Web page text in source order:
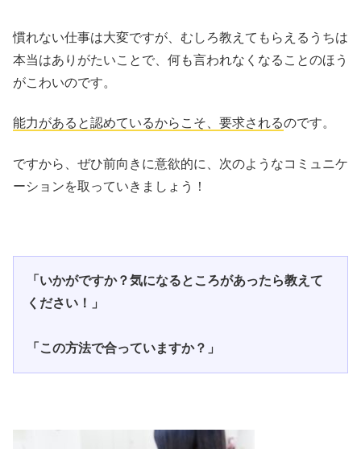
慣れない仕事は大変ですが、むしろ教えてもらえるうちは
本当はありがたいことで、何も言われなくなることのほう
がこわいのです。
能力があると認めているからこそ、要求されるのです。
ですから、ぜひ前向きに意欲的に、次のようなコミュニケ
ーションを取っていきましょう！
「いかがですか？気になるところがあったら教えて
ください！」
「この方法で合っていますか？」